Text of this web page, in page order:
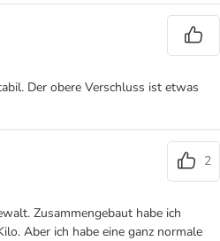
Der obere Verschluss ist etwas
2
Zusammengebaut habe ich
Aber ich habe eine ganz normale